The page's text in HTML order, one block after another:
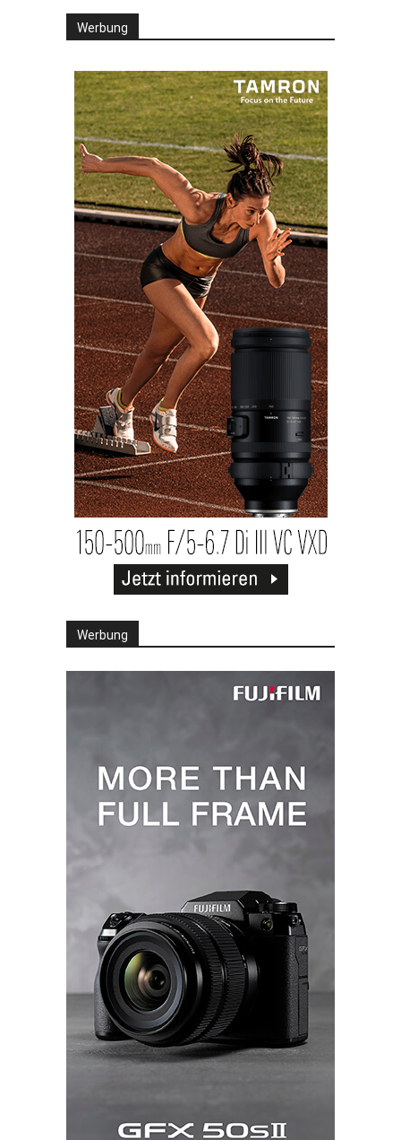
Werbung
Werbung